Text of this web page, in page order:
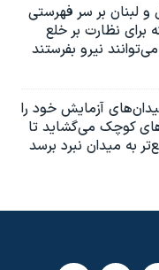
و لبنان بر سر فهرستی
برای نظارت بر خلع
نیرو بفرستند
آزمایش خود را
کوچک می‌گشاید تا
به میدان نبرد برسد